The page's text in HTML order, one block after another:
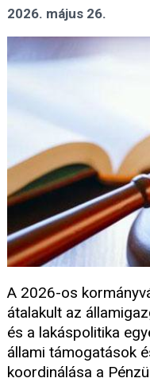
2026. május 26.
A 2026-os
átalakult az
és a lakáspolitika
állami támogatások
koordinálása a